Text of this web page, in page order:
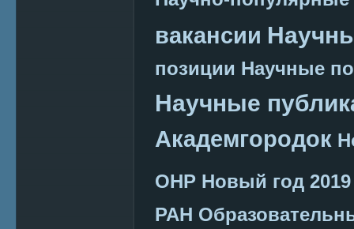
вакансии
позиции Научные
Научные
Академгородок
ОНР Новый год 2019
РАН